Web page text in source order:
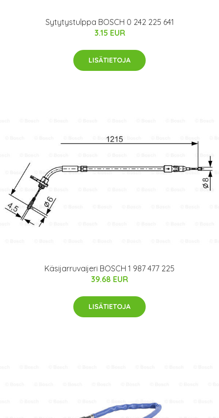
Sytytystulppa BOSCH 0 242 225 641
3.15 EUR
LISÄTIETOJA
Käsijarruvaijeri BOSCH 1 987 477 225
39.68 EUR
LISÄTIETOJA